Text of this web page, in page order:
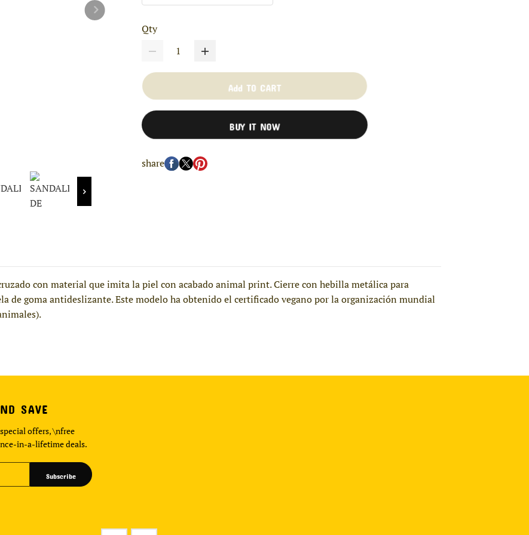
Qty
Add TO CART
BUY IT NOW
share
con material que imita la piel con acabado animal print. Cierre con hebilla metálica para
de goma antideslizante. Este modelo ha obtenido el certificado vegano por la organización mundial
SAVE
offers, \nfree
in-a-lifetime deals.
Subscribe